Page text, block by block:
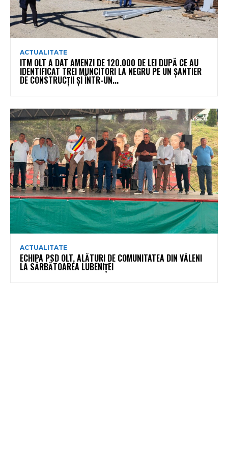
ACTUALITATE
ITM OLT A DAT AMENZI DE 120.000 DE LEI DUPĂ CE AU
IDENTIFICAT TREI MUNCITORI LA NEGRU PE UN ȘANTIER
DE CONSTRUCȚII ȘI ÎNTR-UN...
ACTUALITATE
ECHIPA PSD OLT, ALĂTURI DE COMUNITATEA DIN VĂLENI
LA SĂRBĂTOAREA LUBENIȚEI